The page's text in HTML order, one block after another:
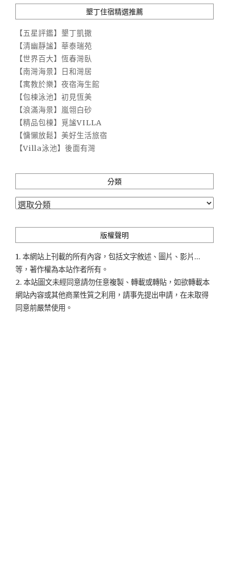
墾丁住宿精選推薦
【五星評鑑】墾丁凱撒
【清幽靜謐】華泰瑞苑
【世界百大】恆春灣臥
【南灣海景】日和灣居
【寓教於樂】夜宿海生館
【包棟泳池】初見恆美
【浪滿海景】嵐翎白砂
【精品包棟】覓謐VILLA
【慵懶放鬆】美好生活旅宿
【Villa泳池】後面有灣
分類
分
版權聲明
1. 本網站上刊載的所有內容，包括文字敘述、圖片、影片...
等，著作權為本站作者所有。
2. 本站圖文未經同意請勿任意複製、轉載或轉貼，如欲轉載本
網站內容或其他商業性質之利用，請事先提出申請，在未取得
同意前嚴禁使用。